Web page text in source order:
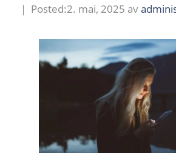
2. mai, 2025 av